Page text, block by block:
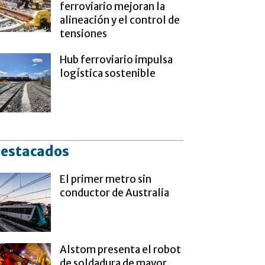
ferroviario mejoran la
alineación y el control de
tensiones
Hub ferroviario impulsa
logística sostenible
El primer metro sin
conductor de Australia
Alstom presenta el robot